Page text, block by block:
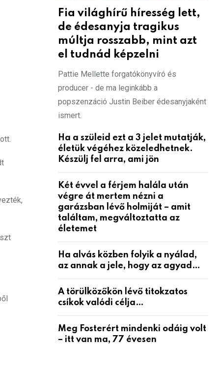
Fia világhírű híresség lett,
de édesanyja tragikus
múltja rosszabb, mint azt
el tudnád képzelni
Pattie Mellette forgatókönyvíró és
producer - de ma leginkább a
popszenzáció Justin Beiber édesanyjaként
ismert.
Ha a szüleid ezt a 3 jelet mutatják,
életük végéhez közeledhetnek.
Készülj fel arra, ami jön
Két évvel a férjem halála után
végre át mertem nézni a
garázsban lévő holmiját – amit
találtam, megváltoztatta az
életemet
Ha alvás közben folyik a nyálad,
az annak a jele, hogy az agyad…
A törülközőkön lévő titokzatos
csíkok valódi célja…
Meg Fosterért mindenki odáig volt
– itt van ma, 77 évesen